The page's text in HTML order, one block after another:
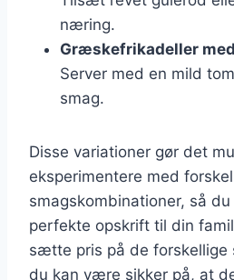
næring.
Græskefrikadeller
Server med en mild
smag.
Disse variationer gør det
eksperimentere med
smagskombinationer, så
perfekte opskrift til din
sætte pris på de forskellige
du kan være sikker på, at